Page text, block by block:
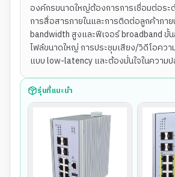
องค์กรขนาดใหญ่ต้องการการเชื่อมต่อระ
การสื่อสารภายในและการติดต่อลูกค้าภา
bandwidth สูงและฟีเจอร์ broadband ขั้
ไฟล์ขนาดใหญ่ การประชุมเสียง/วิดีโอควา
แบบ low-latency และต้องมั่นใจในความ
รุ่นที่แนะนำ